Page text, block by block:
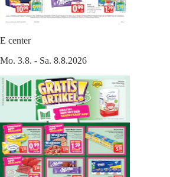
E center
Mo. 3.8. - Sa. 8.8.2026